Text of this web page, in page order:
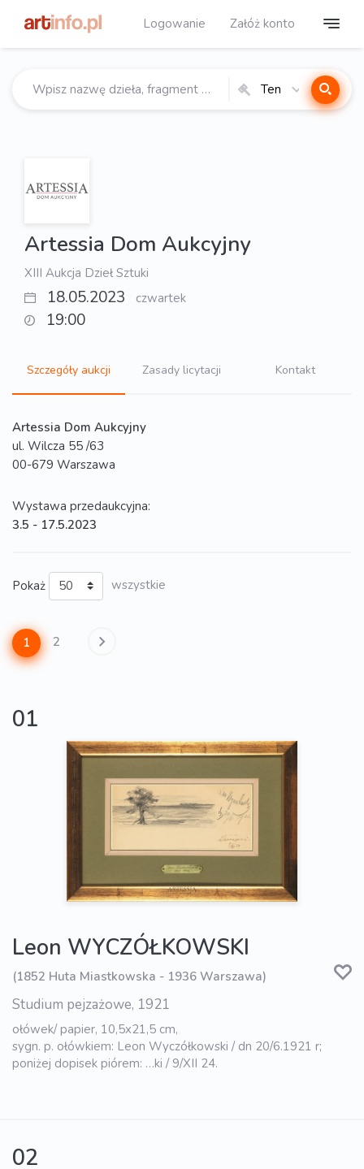
Logowanie Załóż konto
Ten
Artessia Dom Aukcyjny
XIII Aukcja Dzieł Sztuki
18.05.2023 czwartek
19:00
Szczegóły aukcji Zasady licytacji Kontakt
Artessia Dom Aukcyjny
ul. Wilcza 55 /63
00-679 Warszawa
Wystawa przedaukcyjna:
3.5 - 17.5.2023
Pokaż wszystkie
1 2
01
Leon WYCZÓŁKOWSKI
(1852 Huta Miastkowska - 1936 Warszawa)
Studium pejzażowe, 1921
ołówek/ papier, 10,5x21,5 cm,
sygn. p. ołówkiem: Leon Wyczółkowski / dn 20/6.1921 r;
poniżej dopisek piórem: …ki / 9/XII 24.
02